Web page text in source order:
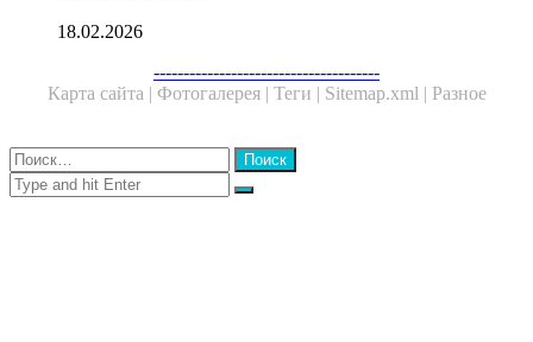
18.02.2026
--------------------------------------
Карта сайта | Фотогалерея | Теги | Sitemap.xml | Разное
Close
Найти:
Close
Search